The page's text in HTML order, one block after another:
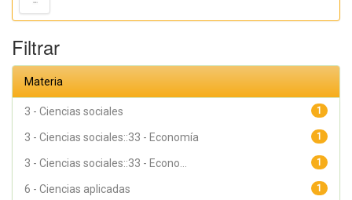
Filtrar
Materia
1
3 - Ciencias sociales
1
3 - Ciencias sociales::33 - Economía
1
3 - Ciencias sociales::33 - Econo...
1
6 - Ciencias aplicadas